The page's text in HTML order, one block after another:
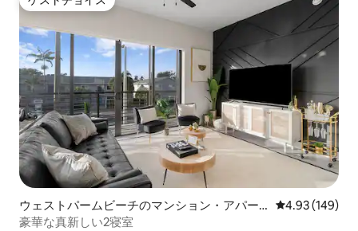
ゲストチョイス
ウェストパームビーチのマンション・アパー
ト
レビュー149
4.93 (149)
豪華な真新しい2寝室